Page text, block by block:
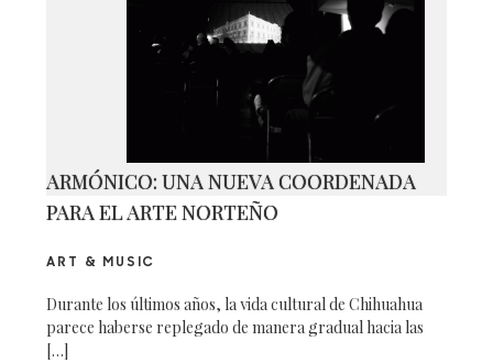
ARMÓNICO: UNA NUEVA COORDENADA
PARA EL ARTE NORTEÑO
ART & MUSIC
Durante los últimos años, la vida cultural de Chihuahua
parece haberse replegado de manera gradual hacia las
[…]